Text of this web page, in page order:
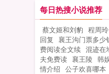
每日热搜小说推荐
蔡文姬和刘豹 程周
回复 襄王沟门票多少
费阅读全文续 混迹在
夫免费读 襄王陵 韩
情介绍 公子欢喜哪本